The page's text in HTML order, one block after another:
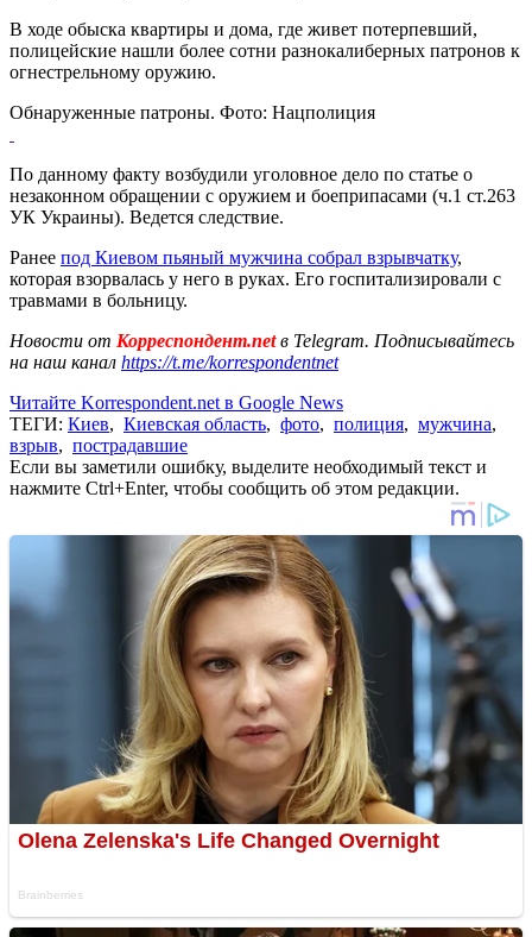
В ходе обыска квартиры и дома, где живет потерпевший,
полицейские нашли более сотни разнокалиберных патронов к
огнестрельному оружию.
Обнаруженные патроны. Фото: Нацполиция
По данному факту возбудили уголовное дело по статье о
незаконном обращении с оружием и боеприпасами (ч.1 ст.263
УК Украины). Ведется следствие.
Ранее под Киевом пьяный мужчина собрал взрывчатку,
которая взорвалась у него в руках. Его госпитализировали с
травмами в больницу.
Новости от Корреспондент.netв Telegram. Подписывайтесь
на наш канал https://t.me/korrespondentnet
Читайте Korrespondent.net в Google News
ТЕГИ: Киев, Киевская область, фото, полиция, мужчина,
взрыв, пострадавшие
Если вы заметили ошибку, выделите необходимый текст и
нажмите Ctrl+Enter, чтобы сообщить об этом редакции.